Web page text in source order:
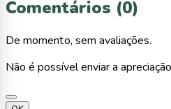
Comentários (0)
De momento, sem avaliações.
Não é possível enviar a